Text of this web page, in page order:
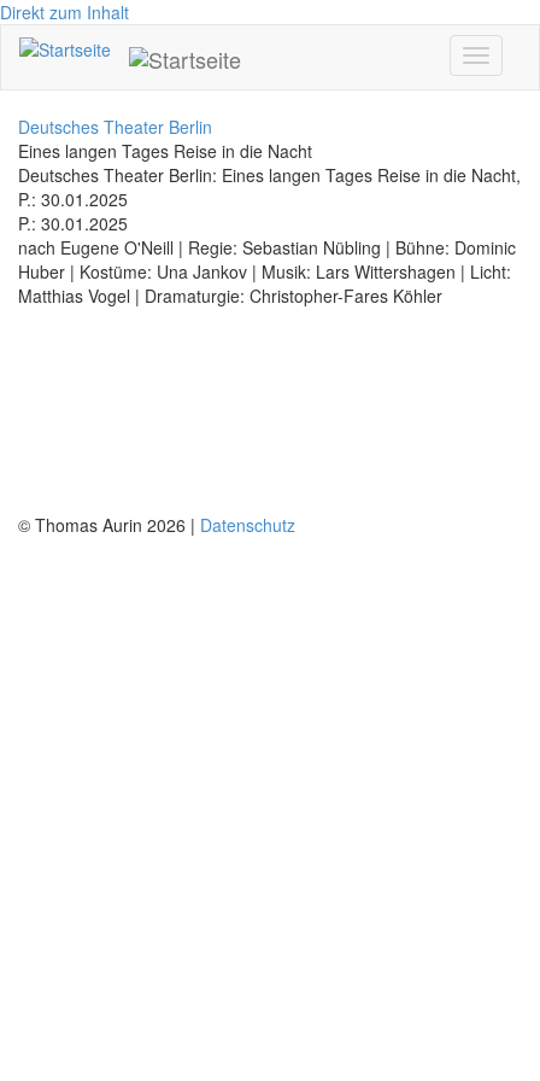
Direkt zum Inhalt
Toggle
Deutsches Theater Berlin
Eines langen Tages Reise in die Nacht
Deutsches Theater Berlin: Eines langen Tages Reise in die Nacht,
P.: 30.01.2025
P.: 30.01.2025
nach Eugene O'Neill | Regie: Sebastian Nübling | Bühne: Dominic
Huber | Kostüme: Una Jankov | Musik: Lars Wittershagen | Licht:
Matthias Vogel | Dramaturgie: Christopher-Fares Köhler
© Thomas Aurin 2026 | Datenschutz